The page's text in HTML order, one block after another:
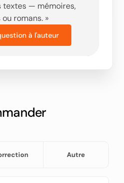
textes — mémoires,
romans. »‬
à l'auteur
Autre